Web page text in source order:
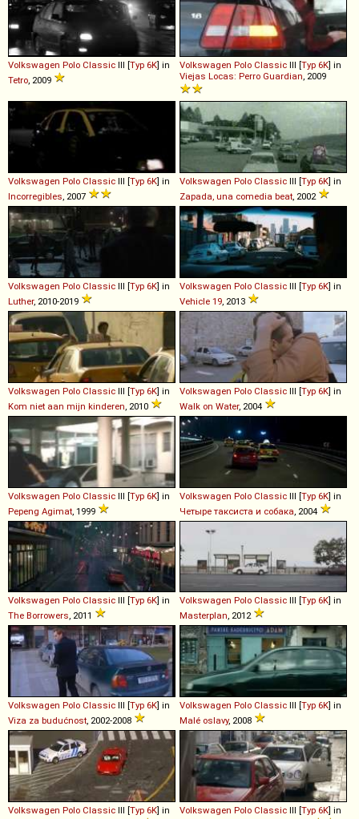
Volkswagen Polo Classic III [Typ 6K] in
Tetro , 2009
Volkswagen Polo Classic III [Typ 6K] in
Viejas Locas: Perro Guardian , 2009
Volkswagen Polo Classic III [Typ 6K] in
Incorregibles , 2007
Volkswagen Polo Classic III [Typ 6K] in
Zapada, una comedia beat , 2002
Volkswagen Polo Classic III [Typ 6K] in
Luther, 2010-2019
Volkswagen Polo Classic III [Typ 6K] in
Vehicle 19 , 2013
Volkswagen Polo Classic III [Typ 6K] in
Kom niet aan mijn kinderen , 2010
Volkswagen Polo Classic III [Typ 6K] in
Walk on Water, 2004
Volkswagen Polo Classic III [Typ 6K] in
Pepeng Agimat , 1999
Volkswagen Polo Classic III [Typ 6K] in
Четыре таксиста и собака , 2004
Volkswagen Polo Classic III [Typ 6K] in
The Borrowers, 2011
Volkswagen Polo Classic III [Typ 6K] in
Masterplan, 2012
Volkswagen Polo Classic III [Typ 6K] in
Viza za budućnost, 2002-2008
Volkswagen Polo Classic III [Typ 6K] in
Malé oslavy, 2008
Volkswagen Polo Classic III [Typ 6K] in
Volkswagen Polo Classic III [Typ 6K] in